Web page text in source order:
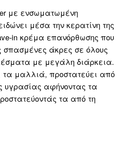
με ενσωματωμένη
μέσα την κερατίνη της
in κρέμα επανόρθωσης που
άκρες σε όλους
με μεγάλη διάρκεια.
μαλλιά, προστατεύει από
υγρασίας αφήνοντας τα
τα από τη